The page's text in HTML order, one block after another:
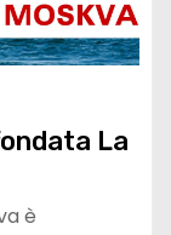
La
è